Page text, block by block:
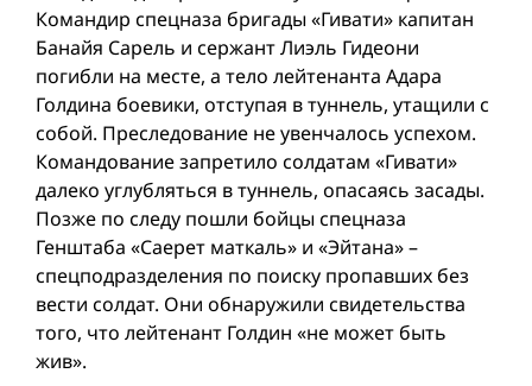
Командир спецназа бригады «Гивати» капитан
Банайя Сарель и сержант Лиэль Гидеони
погибли на месте, а тело лейтенанта Адара
Голдина боевики, отступая в туннель, утащили с
собой. Преследование не увенчалось успехом.
Командование запретило солдатам «Гивати»
далеко углубляться в туннель, опасаясь засады.
Позже по следу пошли бойцы спецназа
Генштаба «Саерет маткаль» и «Эйтана» –
спецподразделения по поиску пропавших без
вести солдат. Они обнаружили свидетельства
того, что лейтенант Голдин «не может быть
жив».